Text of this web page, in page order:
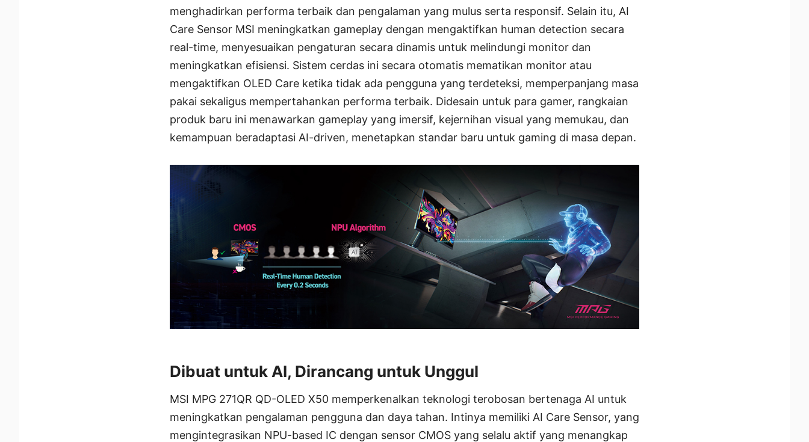
menghadirkan performa terbaik dan pengalaman yang mulus serta responsif. Selain itu, AI
Care Sensor MSI meningkatkan gameplay dengan mengaktifkan human detection secara
real-time, menyesuaikan pengaturan secara dinamis untuk melindungi monitor dan
meningkatkan efisiensi. Sistem cerdas ini secara otomatis mematikan monitor atau
mengaktifkan OLED Care ketika tidak ada pengguna yang terdeteksi, memperpanjang masa
pakai sekaligus mempertahankan performa terbaik. Didesain untuk para gamer, rangkaian
produk baru ini menawarkan gameplay yang imersif, kejernihan visual yang memukau, dan
kemampuan beradaptasi AI-driven, menetapkan standar baru untuk gaming di masa depan.
Dibuat untuk AI, Dirancang untuk Unggul
MSI MPG 271QR QD-OLED X50 memperkenalkan teknologi terobosan bertenaga AI untuk
meningkatkan pengalaman pengguna dan daya tahan. Intinya memiliki AI Care Sensor, yang
mengintegrasikan NPU-based IC dengan sensor CMOS yang selalu aktif yang menangkap